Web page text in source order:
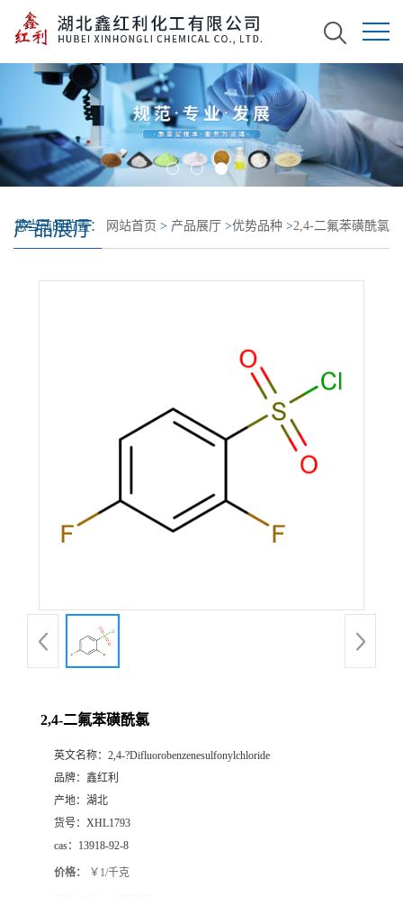
产品展厅
您当前的位置： 网站首页 > 产品展厅 >优势品种 >2,4-二氟苯磺酰氯
2,4-二氟苯磺酰氯
英文名称： 2,4-?Difluorobenzenesulfonylchloride
品牌： 鑫红利
产地： 湖北
货号： XHL1793
cas： 13918-92-8
价格： ￥1/千克